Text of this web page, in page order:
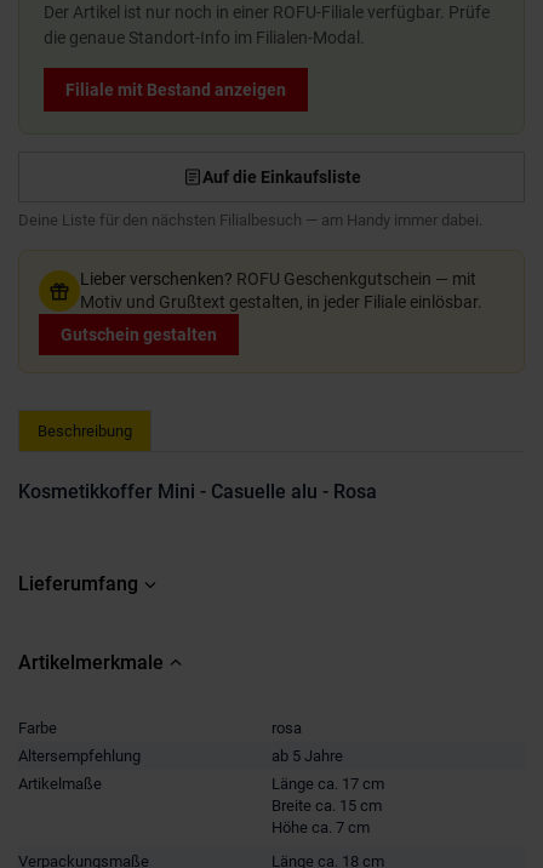
Der Artikel ist nur noch in einer ROFU-Filiale verfügbar. Prüfe
die genaue Standort-Info im Filialen-Modal.
Filiale mit Bestand anzeigen
Auf die Einkaufsliste
Deine Liste für den nächsten Filialbesuch — am Handy immer dabei.
Lieber verschenken? ROFU Geschenkgutschein — mit
Motiv und Grußtext gestalten, in jeder Filiale einlösbar.
Gutschein gestalten
Beschreibung
Kosmetikkoffer Mini - Casuelle alu - Rosa
Lieferumfang
Artikelmerkmale
Farbe
rosa
Altersempfehlung
ab 5 Jahre
Artikelmaße
Länge ca. 17 cm
Breite ca. 15 cm
Höhe ca. 7 cm
Verpackungsmaße
Länge ca. 18 cm